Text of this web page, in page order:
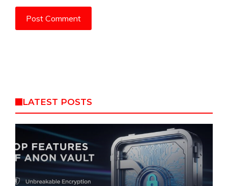
LATEST POSTS